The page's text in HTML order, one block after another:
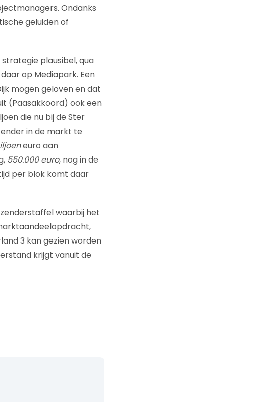
Ondanks
geluiden of
plausibel, qua
op Mediapark. Een
mogen geloven en dat
(Paasakkoord) ook een
die nu bij de Ster
in de markt te
euro aan
550.000 euro, nog in de
per blok komt daar
waarbij het
3 kan gezien worden
krijgt vanuit de